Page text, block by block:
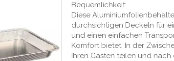
Bequemlichkeit:
Diese
durchsichtigen Deckeln für
und einen einfachen
Komfort bietet. In der
Ihren Gästen teilen und